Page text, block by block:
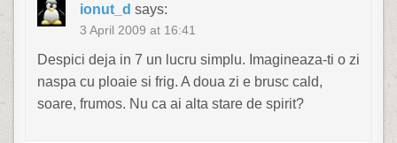
ionut_d says:
3 April 2009 at 16:41
Despici deja in 7 un lucru simplu. Imagineaza-ti o zi
naspa cu ploaie si frig. A doua zi e brusc cald,
soare, frumos. Nu ca ai alta stare de spirit?